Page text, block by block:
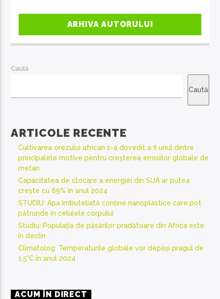
ARHIVA AUTORULUI
Caută
Caută
ARTICOLE RECENTE
Cultivarea orezului african s-a dovedit a fi unul dintre
principalele motive pentru creșterea emisiilor globale de
metan
Capacitatea de stocare a energiei din SUA ar putea
crește cu 89% în anul 2024
STUDIU: Apa îmbuteliată conține nanoplastice care pot
pătrunde în celulele corpului
Studiu: Populația de păsărilor pradătoare din Africa este
în declin
Climatolog: Temperaturile globale vor depăși pragul de
1,5°C în anul 2024
ACUM ÎN DIRECT